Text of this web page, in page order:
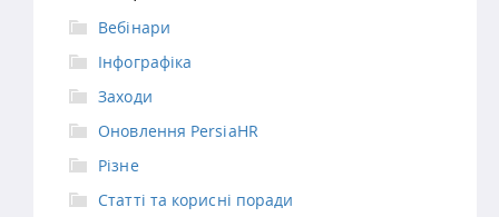
Вебінари
Інфографіка
Заходи
Оновлення PersiaHR
Різне
Статті та корисні поради